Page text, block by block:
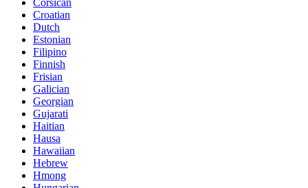
Corsican
Croatian
Dutch
Estonian
Filipino
Finnish
Frisian
Galician
Georgian
Gujarati
Haitian
Hausa
Hawaiian
Hebrew
Hmong